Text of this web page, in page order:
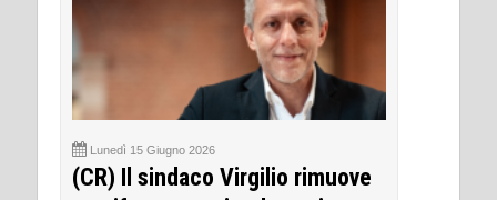
Lunedì 15 Giugno 2026
(CR) Il sindaco Virgilio rimuove